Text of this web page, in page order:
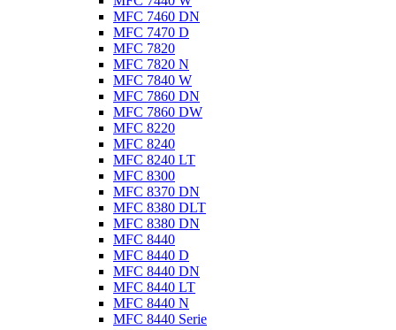
MFC 7460 DN
MFC 7470 D
MFC 7820
MFC 7820 N
MFC 7840 W
MFC 7860 DN
MFC 7860 DW
MFC 8220
MFC 8240
MFC 8240 LT
MFC 8300
MFC 8370 DN
MFC 8380 DLT
MFC 8380 DN
MFC 8440
MFC 8440 D
MFC 8440 DN
MFC 8440 LT
MFC 8440 N
MFC 8440 Serie